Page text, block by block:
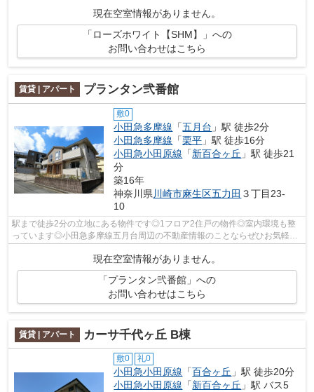
現在空室情報がありません。
「ローズホワイト【SHM】」への
お問い合わせはこちら
賃貸 | アパート プランタン弐番館
敷0
小田急多摩線 「五月台 」駅 徒歩2分
小田急多摩線 「栗平 」駅 徒歩16分
小田急小田原線 「新百合ヶ丘 」駅 徒歩21
分
築16年
神奈川県 川崎市麻生区五力田 ３丁目23-
10
駅まで徒歩2分の立地にある物件です◎1フロア2住戸の物件◎室内環境も整
っています◎小田急多摩線五月台周辺の不動産情報のことならぜひお気軽に
urbanshop@urbankk.comよりアーバン企画開...
現在空室情報がありません。
「プランタン弐番館」への
お問い合わせはこちら
賃貸 | アパート カーサ千代ヶ丘 B棟
敷0 礼0
小田急小田原線 「百合ヶ丘 」駅 徒歩20分
小田急小田原線 「新百合ヶ丘 」駅 バス5